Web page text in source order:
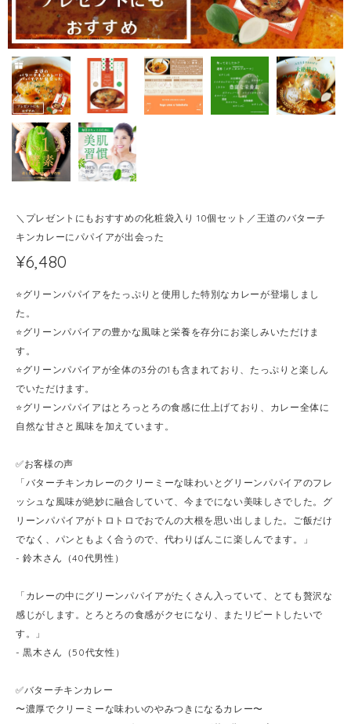
＼プレゼントにもおすすめの化粧袋入り 10個セット／王道のバターチ
キンカレーにパパイアが出会った
¥6,480
⭐️グリーンパパイアをたっぷりと使用した特別なカレーが登場しまし
た。
⭐️グリーンパパイアの豊かな風味と栄養を存分にお楽しみいただけま
す。
⭐️グリーンパパイアが全体の3分の1も含まれており、たっぷりと楽しん
でいただけます。
⭐️グリーンパパイアはとろっとろの食感に仕上げており、カレー全体に
自然な甘さと風味を加えています。
✅お客様の声
「バターチキンカレーのクリーミーな味わいとグリーンパパイアのフレ
ッシュな風味が絶妙に融合していて、今までにない美味しさでした。グ
リーンパパイアがトロトロでおでんの大根を思い出しました。ご飯だけ
でなく、パンともよく合うので、代わりばんこに楽しんでます。」
- 鈴木さん（40代男性）
「カレーの中にグリーンパパイアがたくさん入っていて、とても贅沢な
感じがします。とろとろの食感がクセになり、またリピートしたいで
す。」
- 黒木さん（50代女性）
✅バターチキンカレー
〜濃厚でクリーミーな味わいのやみつきになるカレー〜